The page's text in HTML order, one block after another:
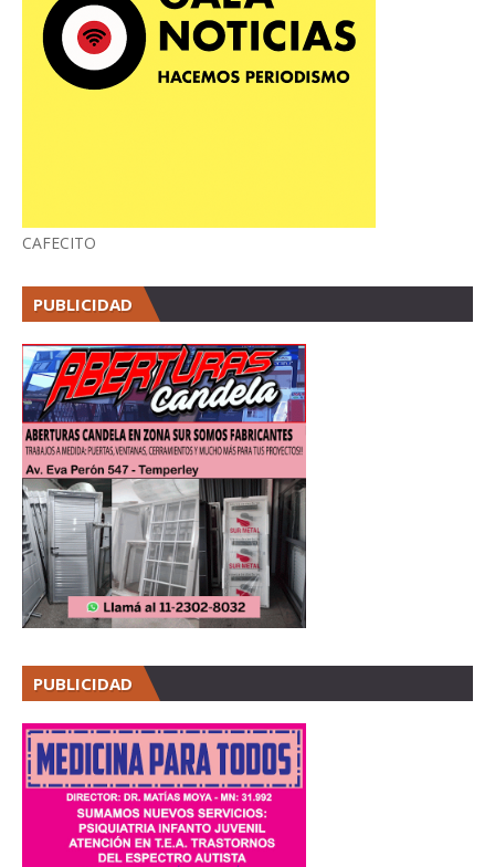
CAFECITO
PUBLICIDAD
PUBLICIDAD